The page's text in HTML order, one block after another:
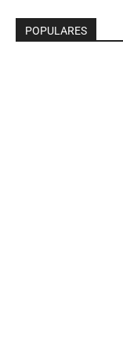
POPULARES